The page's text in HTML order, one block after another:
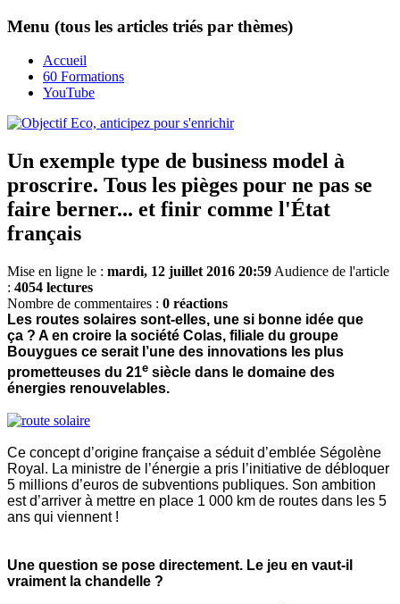
Menu (tous les articles triés par thèmes)
Accueil
60 Formations
YouTube
Un exemple type de business model à
proscrire. Tous les pièges pour ne pas se
faire berner... et finir comme l'État
français
Mise en ligne le : mardi, 12 juillet 2016 20:59 Audience de l'article
: 4054 lectures
Nombre de commentaires : 0 réactions
Les routes solaires sont-elles, une si bonne idée que
ça ? A en croire la société Colas, filiale du groupe
Bouygues ce serait l’une des innovations les plus
prometteuses du 21e siècle dans le domaine des
énergies renouvelables.
Ce concept d’origine française a séduit d’emblée Ségolène
Royal. La ministre de l’énergie a pris l’initiative de débloquer
5 millions d’euros de subventions publiques. Son ambition
est d’arriver à mettre en place 1 000 km de routes dans les 5
ans qui viennent !
Une question se pose directement. Le jeu en vaut-il
vraiment la chandelle ?